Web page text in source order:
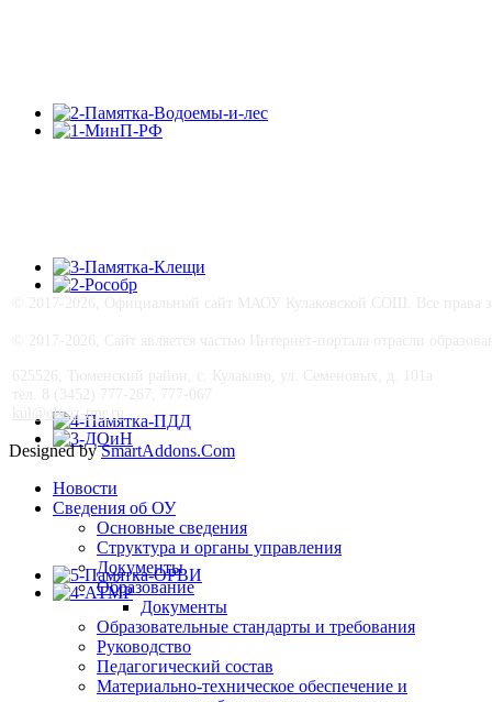
kul@obraz-tmr.ru
Designed bySmartAddons.Com
Новости
Сведения об ОУ
Основные сведения
Структура и органы управления
Документы
Образование
Документы
Образовательные стандарты и требования
Руководство
Педагогический состав
Материально-техническое обеспечение и